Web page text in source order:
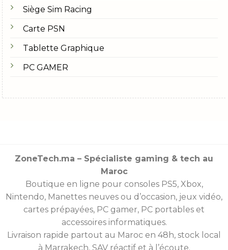
Siège Sim Racing
Carte PSN
Tablette Graphique
PC GAMER
ZoneTech.ma – Spécialiste gaming & tech au
Maroc
Boutique en ligne pour consoles PS5, Xbox,
Nintendo, Manettes neuves ou d’occasion, jeux vidéo,
cartes prépayées, PC gamer, PC portables et
accessoires informatiques.
Livraison rapide partout au Maroc en 48h, stock local
à Marrakech, SAV réactif et à l’écoute.